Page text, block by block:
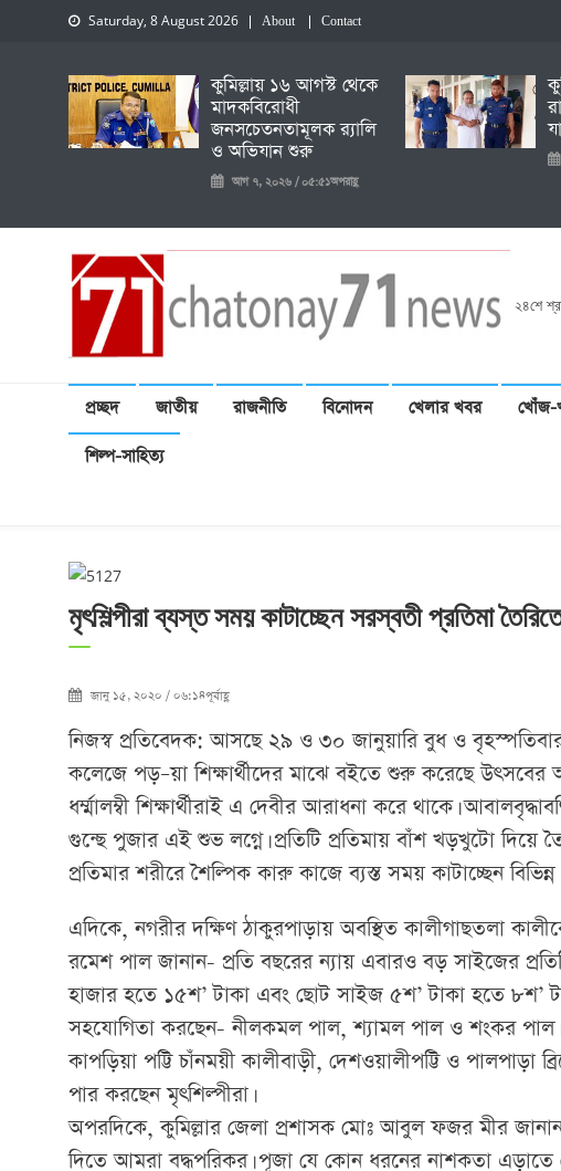
Saturday, 8 August 2026 About Contact
কুমিল্লায় ১৬ আগস্ট থেকে
মাদকবিরোধী
জনসচেতনতামূলক র‍্যালি
ও অভিযান শুরু
আগ ৭, ২০২৬ / ০৫:৫১অপরাহ্ণ
২৪শে
প্রচ্ছদ জাতীয় রাজনীতি বিনোদন খেলার খবর খোঁজ-
শিল্প-সাহিত্য
মৃৎশিল্পীরা ব্যস্ত সময় কাটাচ্ছেন সরস্বতী প্রতিমা
জানু ১৫, ২০২০ / ০৬:১৪পূর্বাহ্ণ
নিজস্ব প্রতিবেদক: আসছে ২৯ ও ৩০ জানুয়ারি বুধ ও
কলেজে পড়–য়া শিক্ষার্থীদের মাঝে বইতে শুরু করেছে
ধর্ম্মালম্বী শিক্ষার্থীরাই এ দেবীর আরাধনা করে থাকে।
গুন্ছে পুজার এই শুভ লগ্নে। প্রতিটি প্রতিমায় বাঁশ খড়খুটো দিয়ে
প্রতিমার শরীরে শৈল্পিক কারু কাজে ব্যস্ত সময় কাটাচ্ছেন
এদিকে, নগরীর দক্ষিণ ঠাকুরপাড়ায় অবস্থিত কালীগাছতলা
রমেশ পাল জানান- প্রতি বছরের ন্যায় এবারও বড় সাইজের
হাজার হতে ১৫শ’ টাকা এবং ছোট সাইজ ৫শ’ টাকা হতে ৮শ’
সহযোগিতা করছেন- নীলকমল পাল, শ্যামল পাল ও শংকর পাল।
কাপড়িয়া পট্টি চাঁনময়ী কালীবাড়ী, দেশওয়ালীপট্টি ও পালপাড়া
পার করছেন মৃৎশিল্পীরা।
অপরদিকে, কুমিল্লার জেলা প্রশাসক মোঃ আবুল ফজর মীর
দিতে আমরা বদ্ধপরিকর। পূজা যে কোন ধরনের নাশকতা